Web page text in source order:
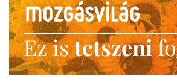
Ez istetszeni